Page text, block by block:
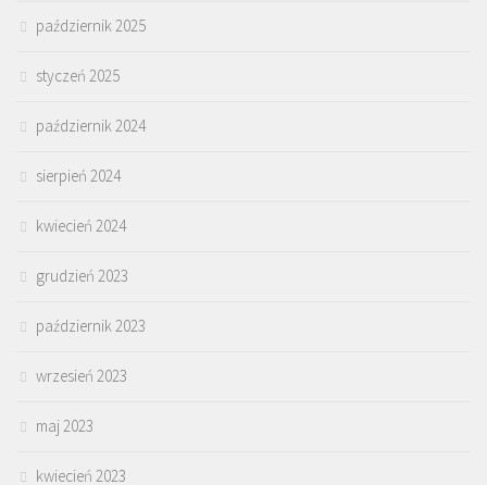
październik 2025
styczeń 2025
październik 2024
sierpień 2024
kwiecień 2024
grudzień 2023
październik 2023
wrzesień 2023
maj 2023
kwiecień 2023